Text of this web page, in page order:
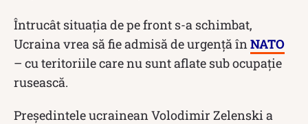
Întrucât situația de pe front s-a schimbat,
Ucraina vrea să fie admisă de urgenţă în NATO
– cu teritoriile care nu sunt aflate sub ocupaţie
rusească.
Preşedintele ucrainean Volodimir Zelenski a